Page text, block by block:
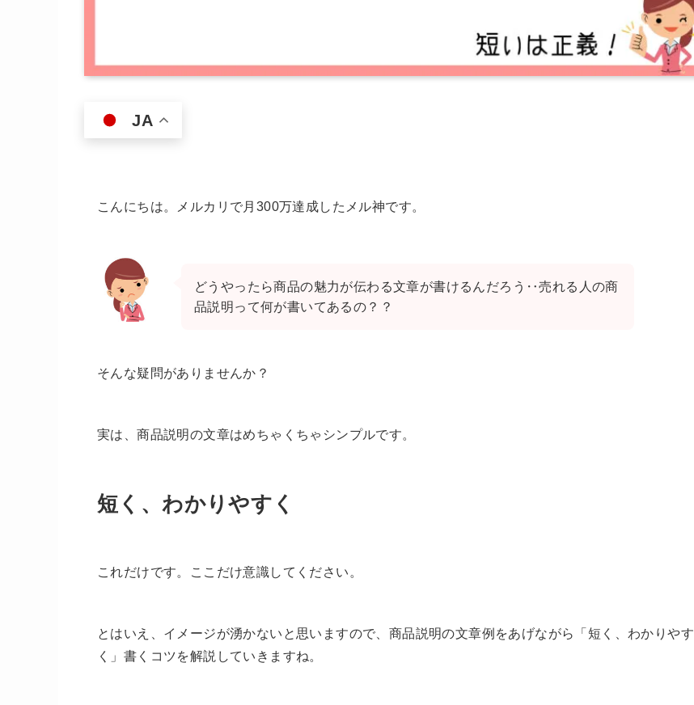
JA
こんにちは。メルカリで月300万達成したメル神です。
どうやったら商品の魅力が伝わる文章が書けるんだろう‥売れる人の商
品説明って何が書いてあるの？？
そんな疑問がありませんか？
実は、商品説明の文章はめちゃくちゃシンプルです。
短く、わかりやすく
これだけです。ここだけ意識してください。
とはいえ、イメージが湧かないと思いますので、商品説明の文章例をあげながら「短く、わかりやす
く」書くコツを解説していきますね。